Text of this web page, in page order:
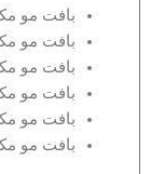
بافت مو
بافت مو
بافت مو
بافت مو
بافت مو
بافت مو